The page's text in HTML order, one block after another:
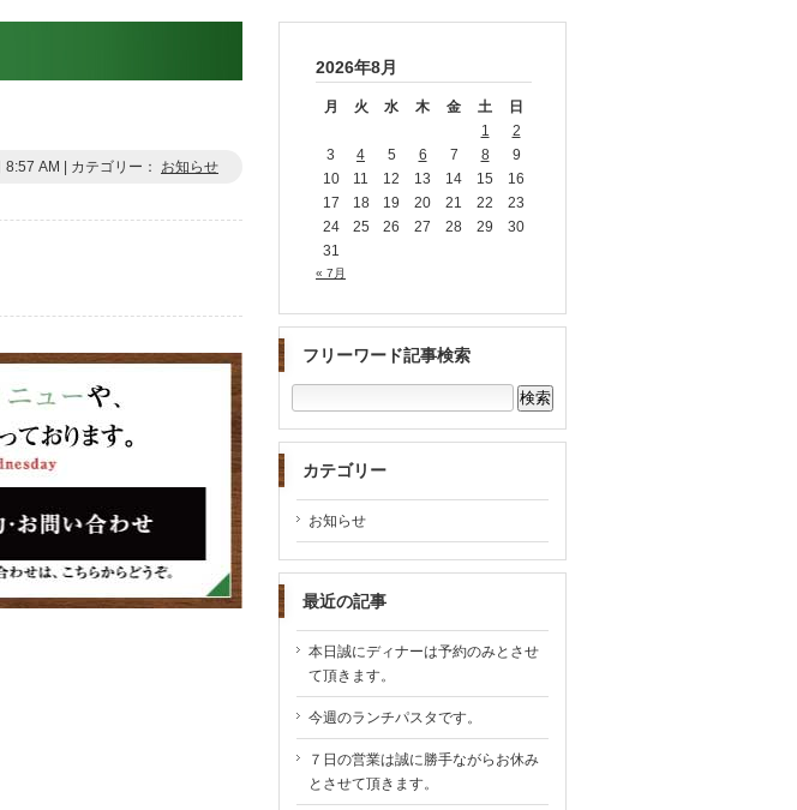
AM | カテゴリー： お知らせ
2026年8月
月 火 水 木 金 土
日
1
2
3
4 5 6 7 8
9
10
11 12 13 14 15
16
17
18 19 20 21 22
23
24
25 26 27 28 29
30
31
« 7月
フリーワード記事検索
カテゴリー
お知らせ
最近の記事
本日誠にディナーは予約のみとさせ
て頂きます。
今週のランチパスタです。
７日の営業は誠に勝手ながらお休み
とさせて頂きます。